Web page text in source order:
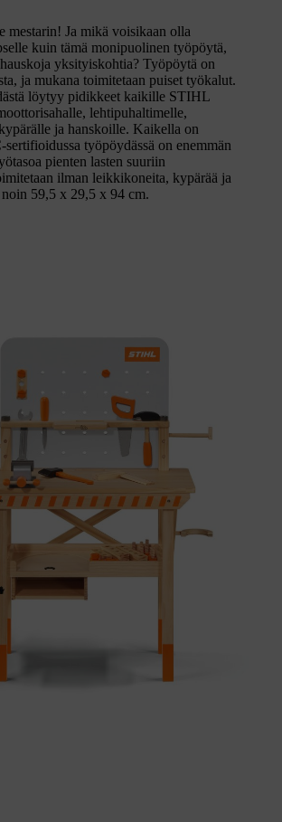
mestarin! Ja mikä voisikaan olla
kuin tämä monipuolinen työpöytä,
yksityiskohtia? Työpöytä on
ja mukana toimitetaan puiset työkalut.
löytyy pidikkeet kaikille STIHL
lehtipuhaltimelle,
ja hanskoille. Kaikella on
sertifioidussa työpöydässä on enemmän
pienten lasten suuriin
ilman leikkikoneita, kypärää ja
59,5 x 29,5 x 94 cm.